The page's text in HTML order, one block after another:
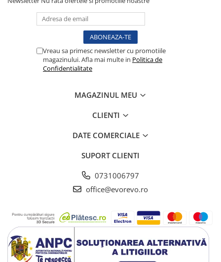
Oglinzi/Lampi frontale
Diapazon
Set ORL/Oftalmo
Testare reflexe
Lampi cu infrarosu
Cantare
Glucometre
Ingrijire personala
Vreau sa primesc newsletter cu promotiile
magazinului. Afla mai multe in Politica de
Confidentialitate
MAGAZINUL MEU
CLIENTI
DATE COMERCIALE
SUPORT CLIENTI
0731006797
office@evorevo.ro